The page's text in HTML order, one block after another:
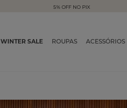
5% OFF NO PIX
WINTER SALE ROUPAS ACESSÓRIOS